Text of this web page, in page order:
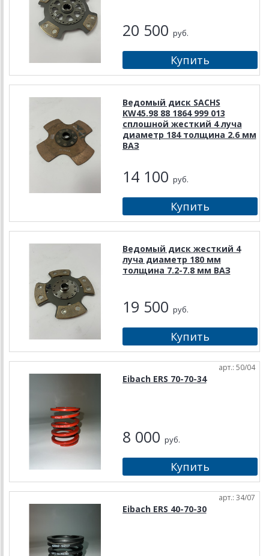
20 500 руб.
Ведомый диск SACHS
KW45.98 88 1864 999 013
сплошной жесткий 4 луча
диаметр 184 толщина 2.6 мм
ВАЗ
14 100 руб.
Ведомый диск жесткий 4
луча диаметр 180 мм
толщина 7.2-7.8 мм ВАЗ
19 500 руб.
арт.: 50/04
Eibach ERS 70-70-34
8 000 руб.
арт.: 34/07
Eibach ERS 40-70-30